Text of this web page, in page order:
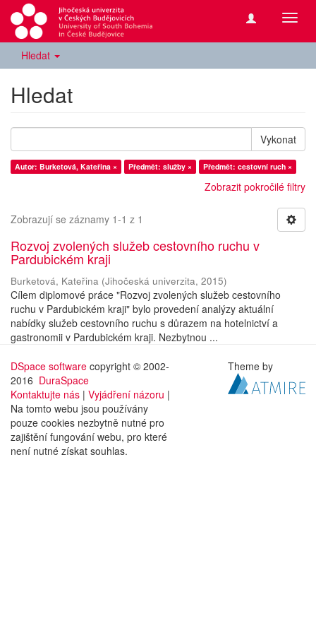
Hledat
Hledat
Vykonat
Autor: Burketová, Kateřina × Předmět: služby × Předmět: cestovní ruch ×
Zobrazit pokročilé filtry
Zobrazují se záznamy 1-1 z 1
Rozvoj zvolených služeb cestovního ruchu v
Pardubickém kraji
Burketová, Kateřina (Jihočeská univerzita, 2015)
Cílem diplomové práce "Rozvoj zvolených služeb cestovního
ruchu v Pardubickém kraji" bylo provedení analýzy aktuální
nabídky služeb cestovního ruchu s důrazem na hotelnictví a
gastronomii v Pardubickém kraji. Nezbytnou ...
DSpace software copyright © 2002-
2016 DuraSpace
Kontaktujte nás | Vyjádření názoru |
Na tomto webu jsou používány
pouze cookies nezbytně nutné pro
zajištění fungování webu, pro které
není nutné získat souhlas.
Theme by